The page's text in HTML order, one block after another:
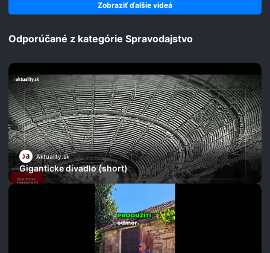
Zobraziť ďalšie videá
Odporúčané z kategórie Spravodajstvo
Aktuality.sk
Giganticke divadlo (short)